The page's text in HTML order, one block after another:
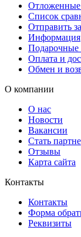
Отложенные
Список
Отправить
Информация
Подарочные
Оплата и
Обмен и
О компании
О нас
Новости
Вакансии
Стать
Отзывы
Карта сайта
Контакты
Контакты
Форма
Реквизиты